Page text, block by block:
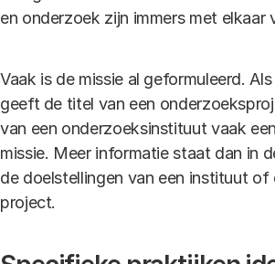
en onderzoek zijn immers met elkaar
Vaak is de missie al geformuleerd.
geeft de titel van een
van een onderzoeksinstituut vaak
missie. Meer informatie staat dan in
de doelstellingen van een instituut of
project.